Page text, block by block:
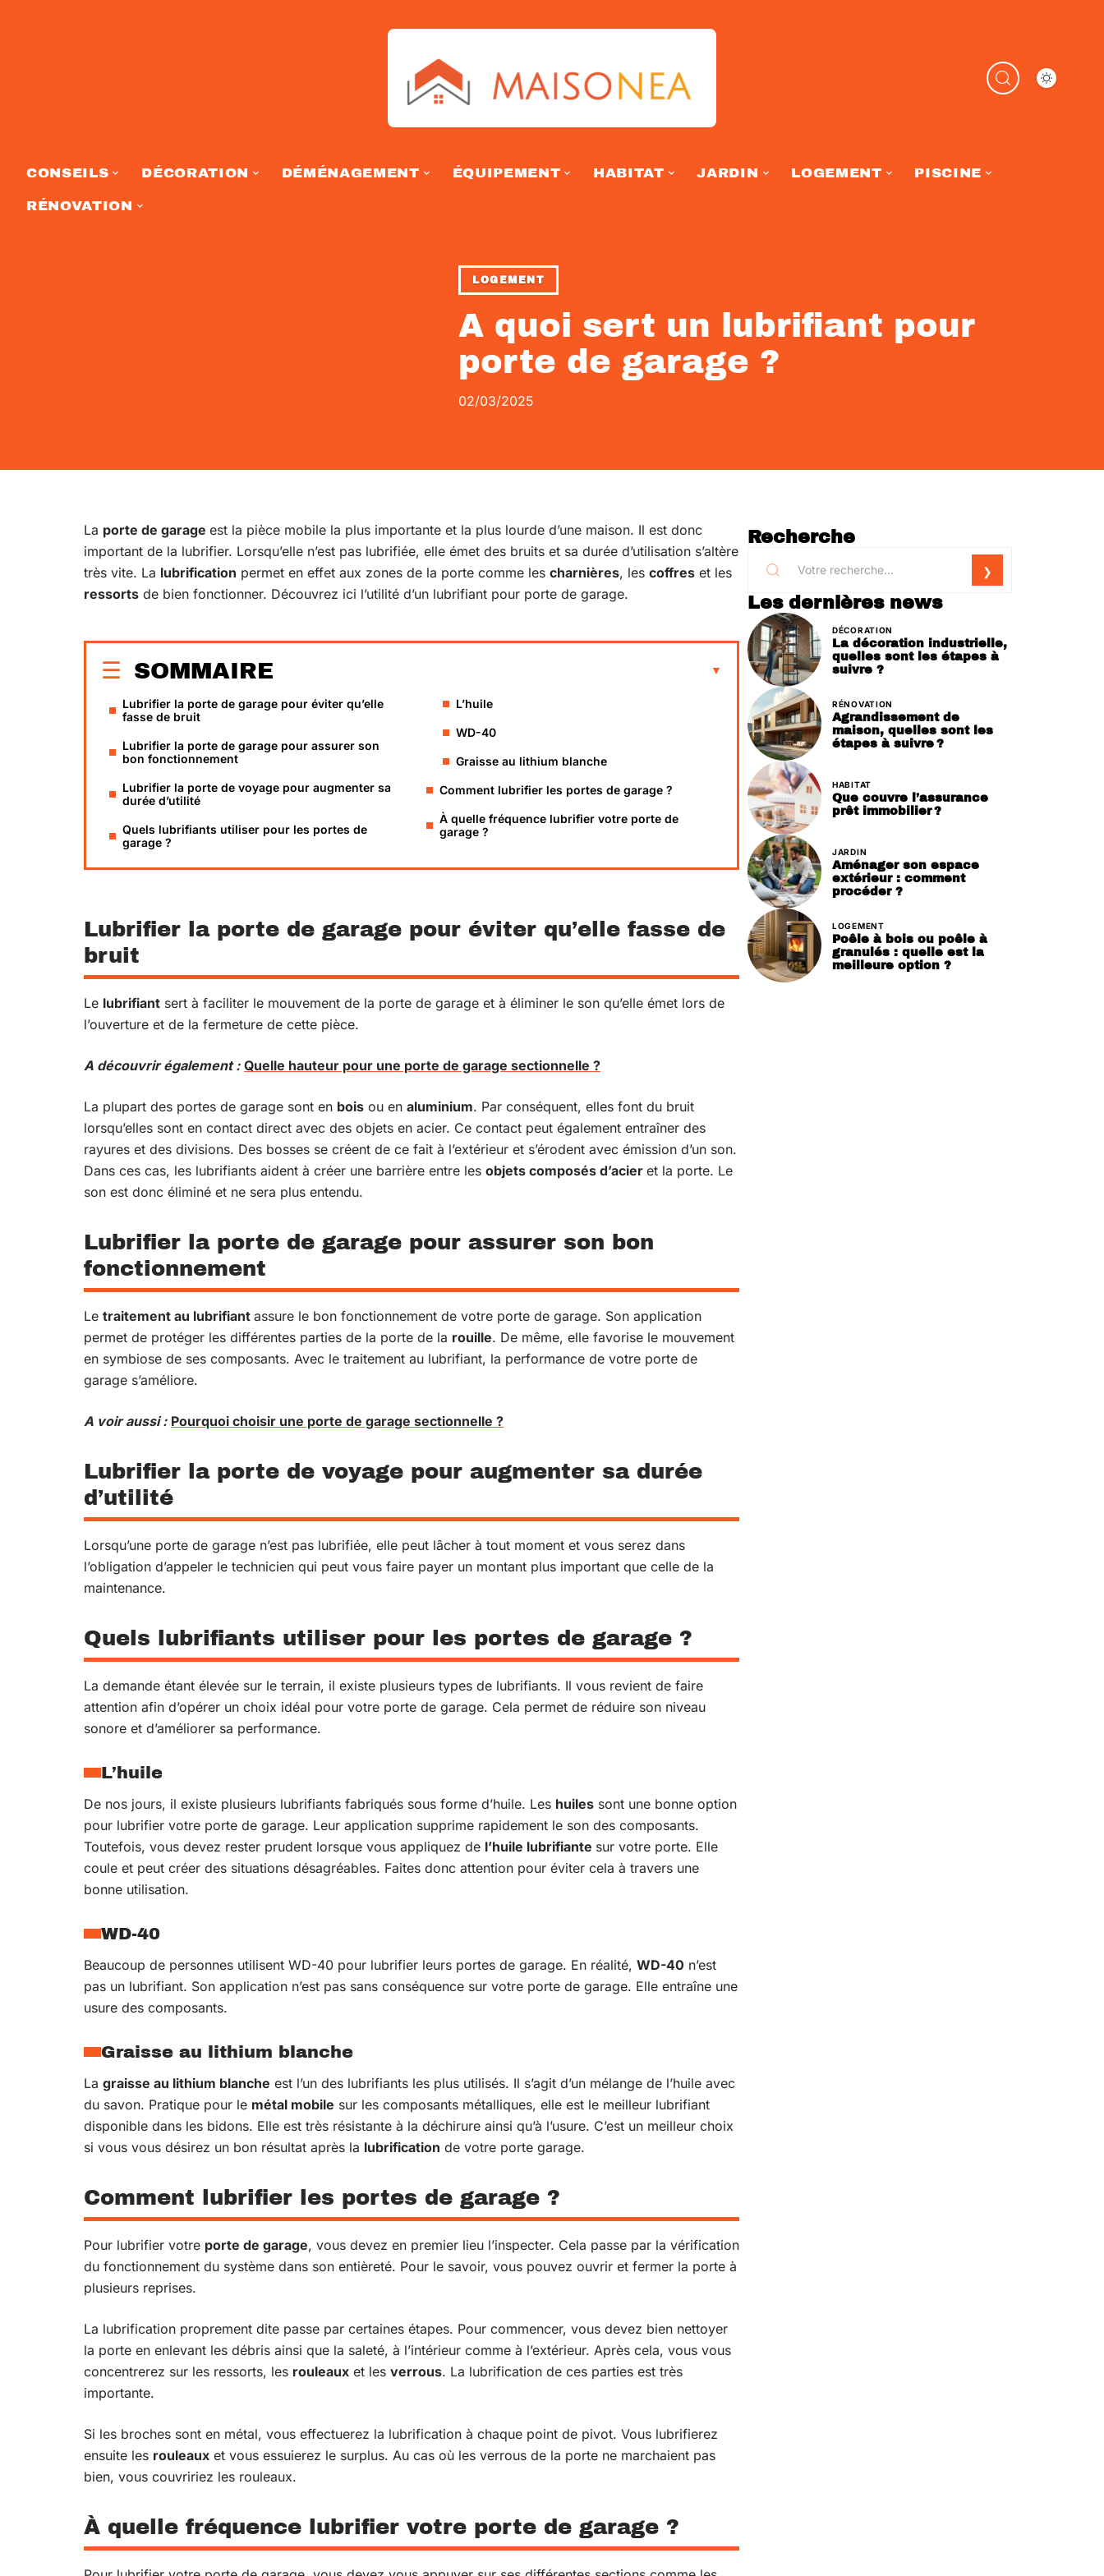
CONSEILS DÉCORATION DÉMÉNAGEMENT ÉQUIPEMENT HABITAT JARDIN LOGEMENT PISCINE
RÉNOVATION
LOGEMENT
A quoi sert un lubrifiant pour
porte de garage ?
02/03/2025
La porte de garage est la pièce mobile la plus importante et la plus lourde d’une maison. Il est donc
important de la lubrifier. Lorsqu’elle n’est pas lubrifiée, elle émet des bruits et sa durée d’utilisation s’altère
très vite. La lubrification permet en effet aux zones de la porte comme les charnières, les coffres et les
ressorts de bien fonctionner. Découvrez ici l’utilité d’un lubrifiant pour porte de garage.
SOMMAIRE
Lubrifier la porte de garage pour éviter qu’elle
fasse de bruit
Lubrifier la porte de garage pour assurer son
bon fonctionnement
Lubrifier la porte de voyage pour augmenter sa
durée d’utilité
Quels lubrifiants utiliser pour les portes de
garage ?
L’huile
WD-40
Graisse au lithium blanche
Comment lubrifier les portes de garage ?
À quelle fréquence lubrifier votre porte de
garage ?
Lubrifier la porte de garage pour éviter qu’elle fasse de
bruit
Le lubrifiant sert à faciliter le mouvement de la porte de garage et à éliminer le son qu’elle émet lors de
l’ouverture et de la fermeture de cette pièce.
A découvrir également : Quelle hauteur pour une porte de garage sectionnelle ?
La plupart des portes de garage sont en bois ou en aluminium. Par conséquent, elles font du bruit
lorsqu’elles sont en contact direct avec des objets en acier. Ce contact peut également entraîner des
rayures et des divisions. Des bosses se créent de ce fait à l’extérieur et s’érodent avec émission d’un son.
Dans ces cas, les lubrifiants aident à créer une barrière entre les objets composés d’acier et la porte. Le
son est donc éliminé et ne sera plus entendu.
Lubrifier la porte de garage pour assurer son bon
fonctionnement
Le traitement au lubrifiant assure le bon fonctionnement de votre porte de garage. Son application
permet de protéger les différentes parties de la porte de la rouille. De même, elle favorise le mouvement
en symbiose de ses composants. Avec le traitement au lubrifiant, la performance de votre porte de
garage s’améliore.
A voir aussi : Pourquoi choisir une porte de garage sectionnelle ?
Lubrifier la porte de voyage pour augmenter sa durée
d’utilité
Lorsqu’une porte de garage n’est pas lubrifiée, elle peut lâcher à tout moment et vous serez dans
l’obligation d’appeler le technicien qui peut vous faire payer un montant plus important que celle de la
maintenance.
Quels lubrifiants utiliser pour les portes de garage ?
La demande étant élevée sur le terrain, il existe plusieurs types de lubrifiants. Il vous revient de faire
attention afin d’opérer un choix idéal pour votre porte de garage. Cela permet de réduire son niveau
sonore et d’améliorer sa performance.
L’huile
De nos jours, il existe plusieurs lubrifiants fabriqués sous forme d’huile. Les huiles sont une bonne option
pour lubrifier votre porte de garage. Leur application supprime rapidement le son des composants.
Toutefois, vous devez rester prudent lorsque vous appliquez de l’huile lubrifiante sur votre porte. Elle
coule et peut créer des situations désagréables. Faites donc attention pour éviter cela à travers une
bonne utilisation.
WD-40
Beaucoup de personnes utilisent WD-40 pour lubrifier leurs portes de garage. En réalité, WD-40 n’est
pas un lubrifiant. Son application n’est pas sans conséquence sur votre porte de garage. Elle entraîne une
usure des composants.
Graisse au lithium blanche
La graisse au lithium blanche est l’un des lubrifiants les plus utilisés. Il s’agit d’un mélange de l’huile avec
du savon. Pratique pour le métal mobile sur les composants métalliques, elle est le meilleur lubrifiant
disponible dans les bidons. Elle est très résistante à la déchirure ainsi qu’à l’usure. C’est un meilleur choix
si vous vous désirez un bon résultat après la lubrification de votre porte garage.
Comment lubrifier les portes de garage ?
Pour lubrifier votre porte de garage, vous devez en premier lieu l’inspecter. Cela passe par la vérification
du fonctionnement du système dans son entièreté. Pour le savoir, vous pouvez ouvrir et fermer la porte à
plusieurs reprises.
La lubrification proprement dite passe par certaines étapes. Pour commencer, vous devez bien nettoyer
la porte en enlevant les débris ainsi que la saleté, à l’intérieur comme à l’extérieur. Après cela, vous vous
concentrerez sur les ressorts, les rouleaux et les verrous. La lubrification de ces parties est très
importante.
Si les broches sont en métal, vous effectuerez la lubrification à chaque point de pivot. Vous lubrifierez
ensuite les rouleaux et vous essuierez le surplus. Au cas où les verrous de la porte ne marchaient pas
bien, vous couvririez les rouleaux.
À quelle fréquence lubrifier votre porte de garage ?
Recherche
Les dernières news
DÉCORATION
La décoration industrielle,
quelles sont les étapes à
suivre ?
RÉNOVATION
Agrandissement de
maison, quelles sont les
étapes à suivre ?
HABITAT
Que couvre l’assurance
prêt immobilier ?
JARDIN
Aménager son espace
extérieur : comment
procéder ?
LOGEMENT
Poêle à bois ou poêle à
granulés : quelle est la
meilleure option ?